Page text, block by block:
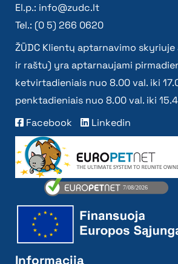
El.p.: info@zudc.lt
Tel.: (0 5) 266 0620
ŽŪDC Klientų aptarnavimo
ir raštu) yra aptarnaujami
ketvirtadieniais nuo 8.00 val. iki
penktadieniais nuo 8.00 val. iki
Facebook
Linkedin
Informacija